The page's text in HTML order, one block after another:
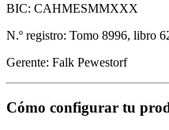
BIC: CAHMESMMXXX
N.º registro: Tomo 8996, libro
Gerente: Falk Pewestorf
Cómo configurar tu